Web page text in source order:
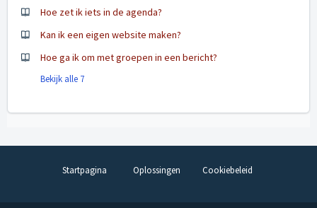
Hoe zet ik iets in de agenda?
Kan ik een eigen website maken?
Hoe ga ik om met groepen in een bericht?
Bekijk alle 7
Startpagina Oplossingen Cookiebeleid